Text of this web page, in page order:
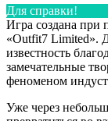
Для справки!
Игра создана при
«Outfit7 Limited».
известность
замечательные
феноменом
Уже через